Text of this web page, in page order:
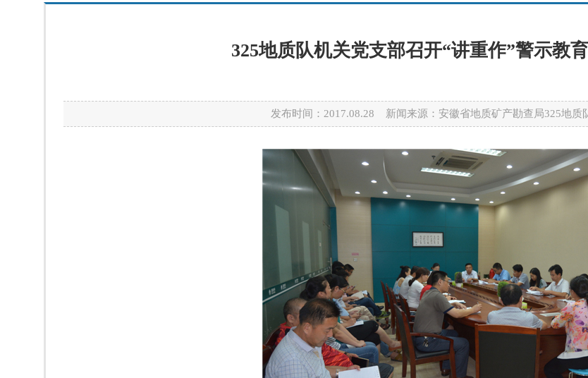
325地质队机关党支部召开“讲重作”警示教
发布时间：2017.08.28 新闻来源：安徽省地质矿产勘查局325地质